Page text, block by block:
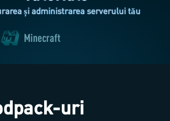
și administrarea serverului tău
Minecraft
uri